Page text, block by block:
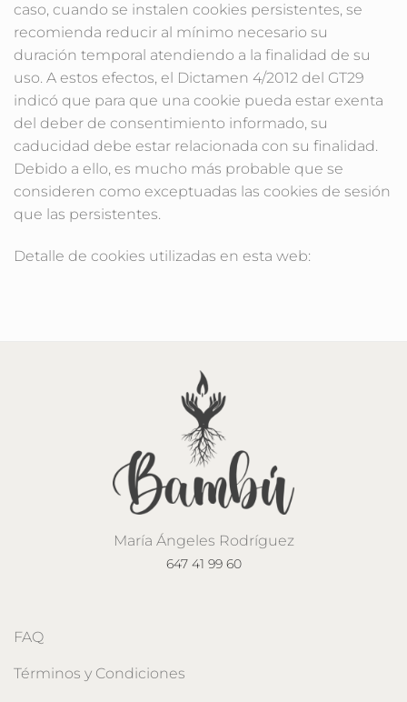
caso, cuando se instalen cookies persistentes, se
recomienda reducir al mínimo necesario su
duración temporal atendiendo a la finalidad de su
uso. A estos efectos, el Dictamen 4/2012 del GT29
indicó que para que una cookie pueda estar exenta
del deber de consentimiento informado, su
caducidad debe estar relacionada con su finalidad.
Debido a ello, es mucho más probable que se
consideren como exceptuadas las cookies de sesión
que las persistentes.
Detalle de cookies utilizadas en esta web:
María Ángeles Rodríguez
647 41 99 60
FAQ
Términos y Condiciones